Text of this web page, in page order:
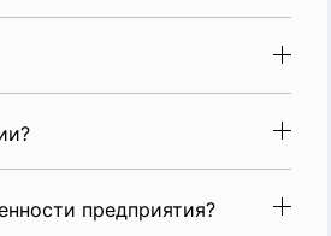
предприятия?